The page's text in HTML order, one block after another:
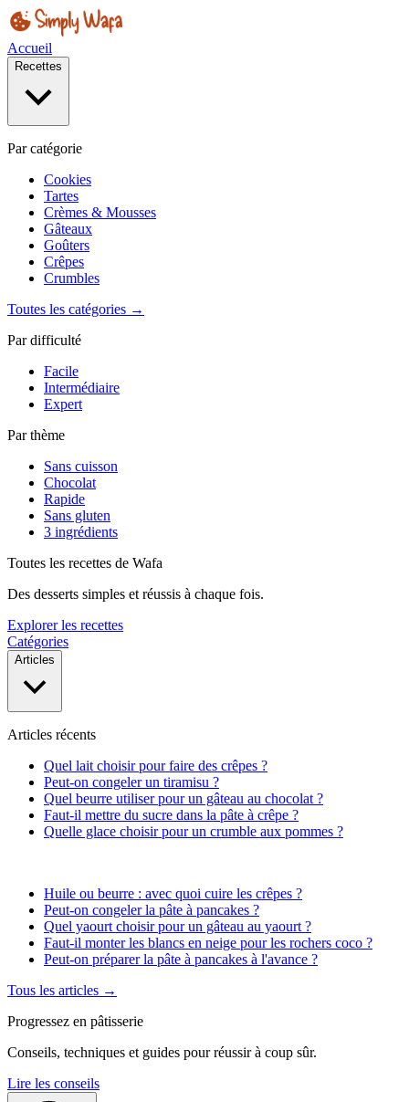
Accueil
Recettes
Par catégorie
Cookies
Tartes
Crèmes & Mousses
Gâteaux
Goûters
Crêpes
Crumbles
Toutes les catégories →
Par difficulté
Facile
Intermédiaire
Expert
Par thème
Sans cuisson
Chocolat
Rapide
Sans gluten
3 ingrédients
Toutes les recettes de Wafa
Des desserts simples et réussis à chaque fois.
Explorer les recettes
Catégories
Articles
Articles récents
Quel lait choisir pour faire des crêpes ?
Peut-on congeler un tiramisu ?
Quel beurre utiliser pour un gâteau au chocolat ?
Faut-il mettre du sucre dans la pâte à crêpe ?
Quelle glace choisir pour un crumble aux pommes ?
Huile ou beurre : avec quoi cuire les crêpes ?
Peut-on congeler la pâte à pancakes ?
Quel yaourt choisir pour un gâteau au yaourt ?
Faut-il monter les blancs en neige pour les rochers coco ?
Peut-on préparer la pâte à pancakes à l'avance ?
Tous les articles →
Progressez en pâtisserie
Conseils, techniques et guides pour réussir à coup sûr.
Lire les conseils